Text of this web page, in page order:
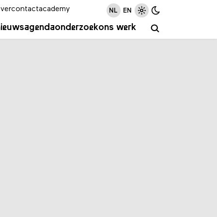
agendaonderzoekons werk
contactacademy NL EN